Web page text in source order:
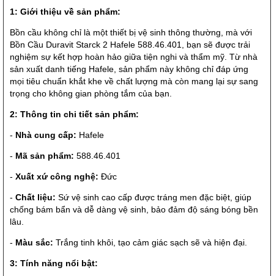
1: Giới thiệu về sản phẩm:
Bồn cầu không chỉ là một thiết bị vệ sinh thông thường, mà với
Bồn Cầu Duravit Starck 2 Hafele 588.46.401, bạn sẽ được trải
nghiệm sự kết hợp hoàn hảo giữa tiện nghi và thẩm mỹ. Từ nhà
sản xuất danh tiếng Hafele, sản phẩm này không chỉ đáp ứng
mọi tiêu chuẩn khắt khe về chất lượng mà còn mang lại sự sang
trọng cho không gian phòng tắm của bạn.
2: Thông tin chi tiết sản phẩm:
- Nhà cung cấp: Hafele
- Mã sản phẩm: 588.46.401
- Xuất xứ công nghệ: Đức
- Chất liệu: Sứ vệ sinh cao cấp được tráng men đặc biệt, giúp
chống bám bẩn và dễ dàng vệ sinh, bảo đảm độ sáng bóng bền
lâu.
- Màu sắc: Trắng tinh khôi, tạo cảm giác sạch sẽ và hiện đại.
3: Tính năng nổi bật: